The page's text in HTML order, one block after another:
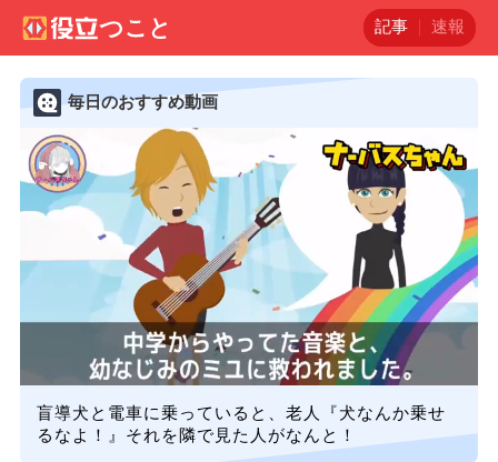
記事 速報
毎日のおすすめ動画
盲導犬と電車に乗っていると、老人『犬なんか乗せ
るなよ！』それを隣で見た人がなんと！